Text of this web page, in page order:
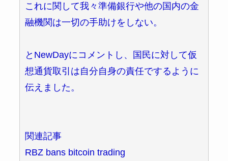
これに関して我々準備銀行や他の国内の金
融機関は一切の手助けをしない。
とNewDayにコメントし、国民に対して仮
想通貨取引は自分自身の責任でするように
伝えました。
関連記事
RBZ bans bitcoin trading